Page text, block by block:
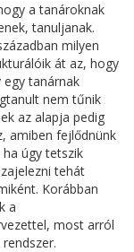
a tanároknak
tanuljanak.
milyen
át az, hogy
tanárnak
nem tűnik
az alapja pedig
amiben fejlődnünk
úgy tetszik
tehát
Korábban
a
most arról